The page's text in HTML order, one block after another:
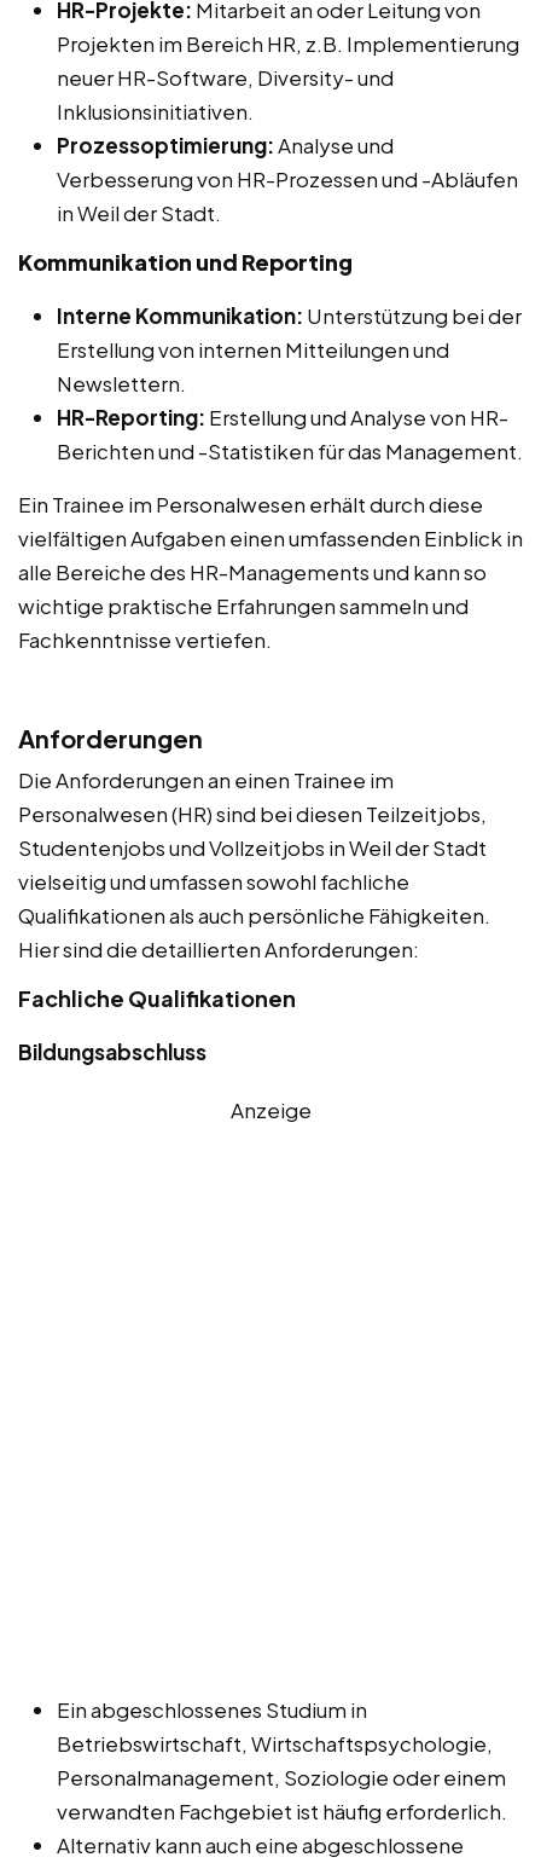
HR-Projekte: Mitarbeit an oder Leitung von
Projekten im Bereich HR, z.B. Implementierung
neuer HR-Software, Diversity- und
Inklusionsinitiativen.
Prozessoptimierung:Analyse und
Verbesserung von HR-Prozessen und -Abläufen
in Weil der Stadt.
Kommunikation und Reporting
Interne Kommunikation: Unterstützung bei der
Erstellung von internen Mitteilungen und
Newslettern.
HR-Reporting: Erstellung und Analyse von HR-
Berichten und -Statistiken für das Management.
Ein Trainee im Personalwesen erhält durch diese
vielfältigen Aufgaben einen umfassenden Einblick in
alle Bereiche des HR-Managements und kann so
wichtige praktische Erfahrungen sammeln und
Fachkenntnisse vertiefen.
Anforderungen
Die Anforderungen an einen Trainee im
Personalwesen (HR) sind bei diesen Teilzeitjobs,
Studentenjobs und Vollzeitjobs in Weil der Stadt
vielseitig und umfassen sowohl fachliche
Qualifikationen als auch persönliche Fähigkeiten.
Hier sind die detaillierten Anforderungen:
Fachliche Qualifikationen
Bildungsabschluss
Anzeige
Ein abgeschlossenes Studium in
Betriebswirtschaft, Wirtschaftspsychologie,
Personalmanagement, Soziologie oder einem
verwandten Fachgebiet ist häufig erforderlich.
Alternativ kann auch eine abgeschlossene